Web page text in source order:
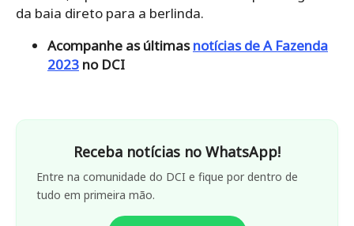
da baia direto para a berlinda.
Acompanhe as últimasnotícias de A Fazenda
2023 no DCI
Receba notícias no WhatsApp!
Entre na comunidade do DCI e fique por dentro de
tudo em primeira mão.